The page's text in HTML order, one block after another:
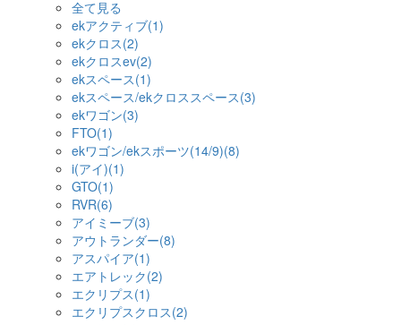
全て見る
ekアクティブ(1)
ekクロス(2)
ekクロスev(2)
ekスペース(1)
ekスペース/ekクロススペース(3)
ekワゴン(3)
FTO(1)
ekワゴン/ekスポーツ(14/9)(8)
i(アイ)(1)
GTO(1)
RVR(6)
アイミーブ(3)
アウトランダー(8)
アスパイア(1)
エアトレック(2)
エクリプス(1)
エクリプスクロス(2)